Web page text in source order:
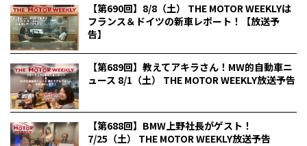
【第690回】8/8（土） THE MOTOR WEEKLYは
フランス＆ドイツの新車レポート！【放送予
告】
【第689回】教えてアキラさん！MW的自動車ニ
ュース 8/1（土） THE MOTOR WEEKLY放送予告
【第688回】BMW上野社長がゲスト！
7/25（土） THE MOTOR WEEKLY放送予告